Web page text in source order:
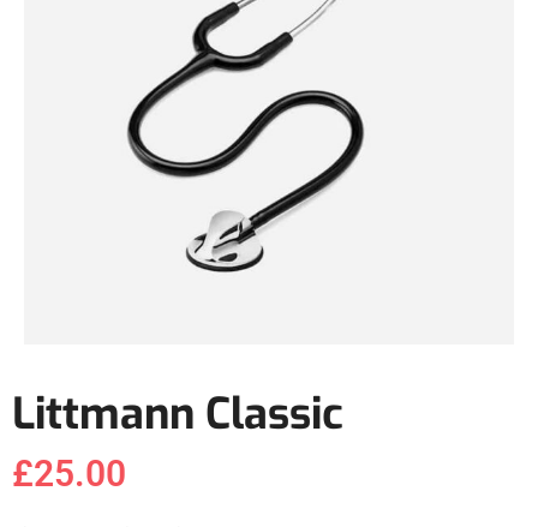
Littmann Classic
£25.00